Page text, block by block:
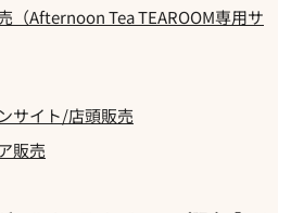
（Afternoon Tea TEAROOM専用サ
サイト/店頭販売
販売